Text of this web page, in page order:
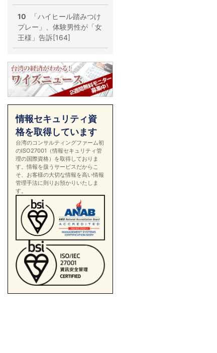
10
「ハイヒール踏みつけ
プレー」、体験男性が「女
王様」告訴[164]
情報セキュリティ資
格を取得しています
台湾のコンサルティングファーム初
のISO27001（情報セキュリティ管
理の国際資格）を取得しておりま
す。情報を扱うサービスだからこ
そ、お客様の大切な情報を高い情報
管理手法に則りお預かりいたしま
す。